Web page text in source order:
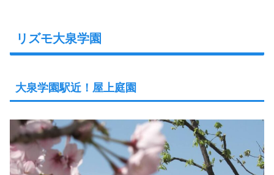
リズモ大泉学園
大泉学園駅近！屋上庭園